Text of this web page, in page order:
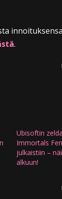
.
Ubisoftin
Immortals
julkaistiin –
alkuun!